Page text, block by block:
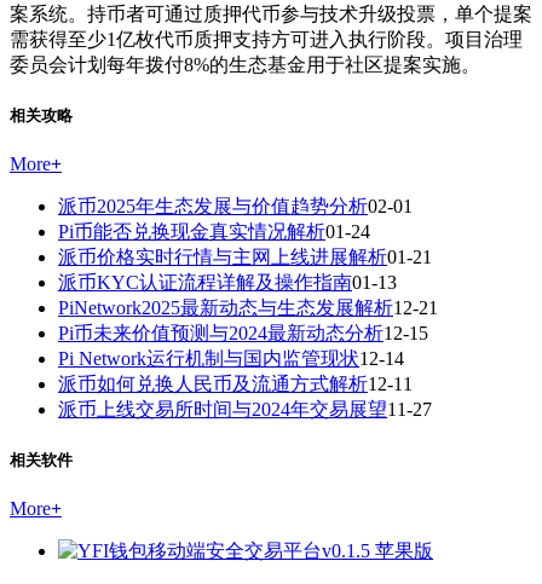
案系统。持币者可通过质押代币参与技术升级投票，单个提案
需获得至少1亿枚代币质押支持方可进入执行阶段。项目治理
委员会计划每年拨付8%的生态基金用于社区提案实施。
相关攻略
More+
派币2025年生态发展与价值趋势分析02-01
Pi币能否兑换现金真实情况解析01-24
派币价格实时行情与主网上线进展解析01-21
派币KYC认证流程详解及操作指南01-13
PiNetwork2025最新动态与生态发展解析12-21
Pi币未来价值预测与2024最新动态分析12-15
Pi Network运行机制与国内监管现状12-14
派币如何兑换人民币及流通方式解析12-11
派币上线交易所时间与2024年交易展望11-27
相关软件
More+